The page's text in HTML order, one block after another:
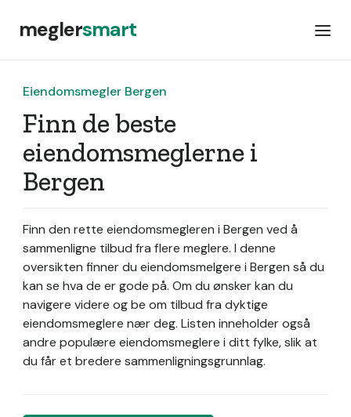
meglersmart
Eiendomsmegler Bergen
Finn de beste
eiendomsmeglerne i
Bergen
Finn den rette eiendomsmegleren i Bergen ved å
sammenligne tilbud fra flere meglere. I denne
oversikten finner du eiendomsmelgere i Bergen så du
kan se hva de er gode på. Om du ønsker kan du
navigere videre og be om tilbud fra dyktige
eiendomsmeglere nær deg. Listen inneholder også
andre populære eiendomsmeglere i ditt fylke, slik at
du får et bredere sammenligningsgrunnlag.